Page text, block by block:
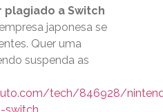
a Switch
japonesa se
Quer uma
suspenda as
tech/846928/